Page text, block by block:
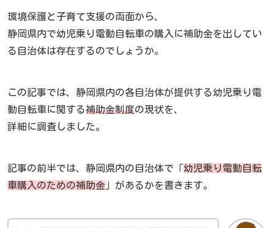
環境保護と子育て支援の両面から、
静岡県内で幼児乗り電動自転車の購入に補助金を出してい
る自治体は存在するのでしょうか。
この記事では、静岡県内の各自治体が提供する幼児乗り電
動自転車に関する補助金制度の現状を、
詳細に調査しました。
記事の前半では、静岡県内の自治体で「幼児乗り電動自転
車購入のための補助金 」があるかを書きます。